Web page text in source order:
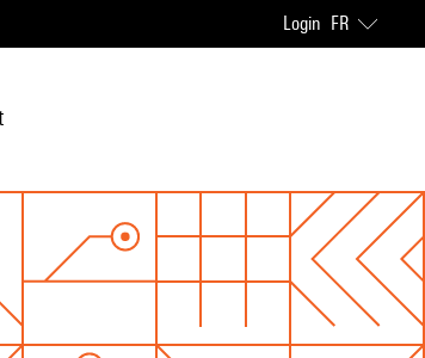
Login FR